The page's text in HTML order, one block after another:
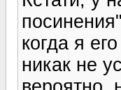
когда я
никак не